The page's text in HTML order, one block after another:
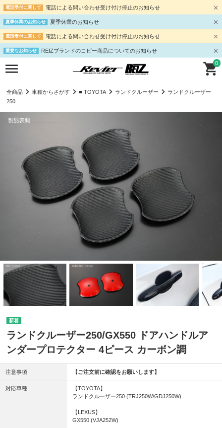
電話受付に関して 電話による問い合わせ受け付け停止のお知らせ
夏季休業のお知らせ 夏季休業のお知らせ
電話受付に関して 電話による問い合わせ受け付け停止のお知らせ
重要なお知らせ REIZブランドのコピー商品についてのお知らせ
0
全商品 車種からさがす ■ TOYOTA ランドクルーザー
ランドクルーザー
250
ランドクルーザー250/GX550 ドアハンドルア
ンダープロテクター 4ピース カーボン調
注意事項 【ご注文前に確認をお願いします】
対応車種
【TOYOTA】
ランドクルーザー250 (TRJ250W/GDJ250W)
【LEXUS】
GX550 (VJA252W)